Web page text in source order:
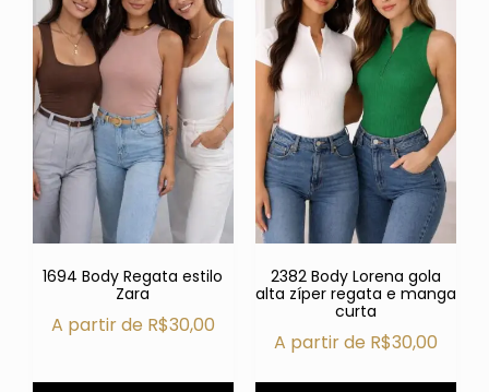
1694 Body Regata estilo
Zara
A partir de R$30,00
2382 Body Lorena gola
alta zíper regata e manga
curta
A partir de R$30,00